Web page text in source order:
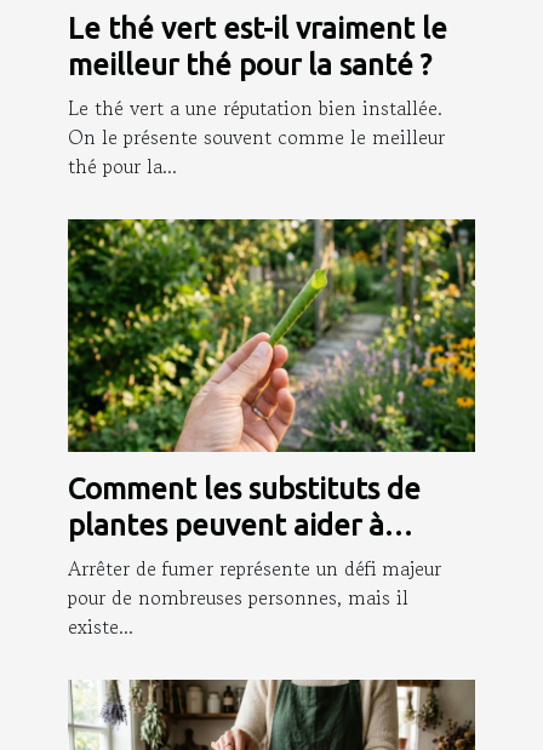
Le thé vert est-il vraiment le
meilleur thé pour la santé ?
Le thé vert a une réputation bien installée.
On le présente souvent comme le meilleur
thé pour la...
Comment les substituts de
plantes peuvent aider à
arrêter de fumer ?
Arrêter de fumer représente un défi majeur
pour de nombreuses personnes, mais il
existe...